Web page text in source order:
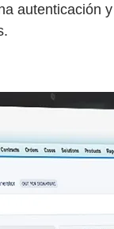
autenticación y